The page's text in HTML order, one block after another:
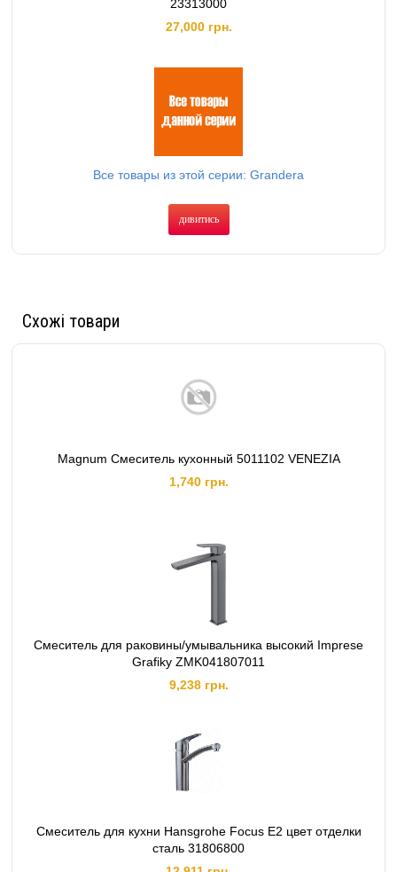
23313000
27,000 грн.
Все товары из этой серии: Grandera
дивитись
Схожі товари
Magnum Смеситель кухонный 5011102 VENEZIA
1,740 грн.
Смеситель для раковины/умывальника высокий Imprese
Grafiky ZMK041807011
9,238 грн.
Смеситель для кухни Hansgrohe Focus E2 цвет отделки
сталь 31806800